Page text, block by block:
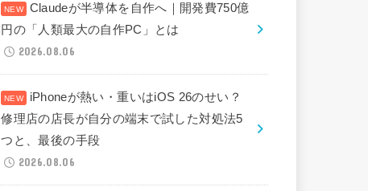
Claudeが半導体を自作へ｜開発費750億
円の「人類最大の自作PC」とは
2026.08.06
iPhoneが熱い・重いはiOS 26のせい？
修理店の店長が自分の端末で試した対処法5
つと、最後の手段
2026.08.06